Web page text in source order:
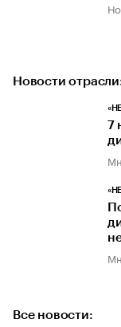
Новости
7
Все новости: